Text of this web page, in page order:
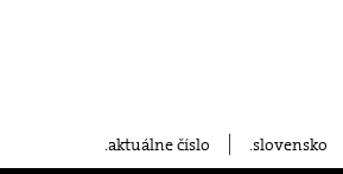
aktuálne číslo slovensko